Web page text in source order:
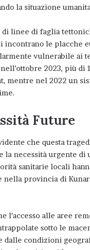
la situazione
di linee di faglia
incontrano le placche
vulnerabile ai
2023, più di
mentre nel 2022 un
Future
che questa
la necessità urgente
sanitarie locali
provincia di
l’accesso alle aree
sotto le
dalle condizioni